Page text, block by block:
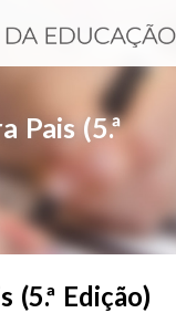
Pais (5.ª
(5.ª Edição)